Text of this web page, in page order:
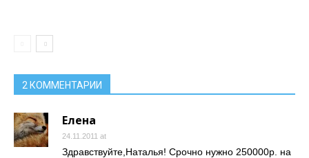
2 КОММЕНТАРИИ
Елена
24.11.2011 at
Здравствуйте,Наталья! Срочно нужно 250000р. на